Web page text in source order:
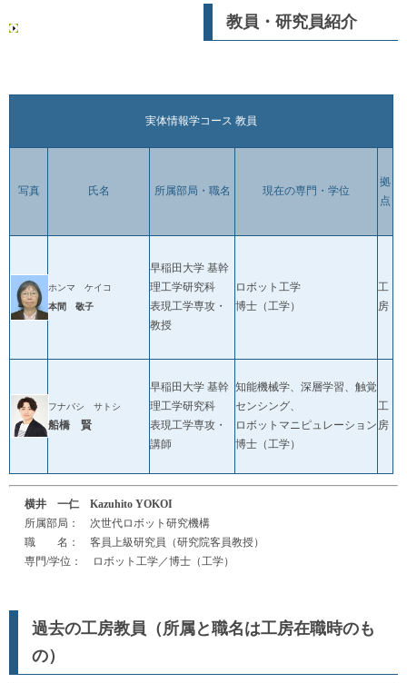
教員・研究員紹介
実体情報学コース 教員
写真 氏名 所属部局・職名 現在の専門・学位
拠
点
ホンマ ケイコ
本間 敬子
早稲田大学 基幹
理工学研究科
表現工学専攻・
教授
ロボット工学
博士（工学）
工
房
フナバシ サトシ
船橋 賢
早稲田大学 基幹
理工学研究科
表現工学専攻・
講師
知能機械学、深層学習、触覚
センシング、
ロボットマニピュレーション
博士（工学）
工
房
横井 一仁 Kazuhito YOKOI
所属部局： 次世代ロボット研究機構
職 名： 客員上級研究員（研究院客員教授）
専門/学位： ロボット工学／博士（工学）
過去の工房教員（所属と職名は工房在職時のも
の）